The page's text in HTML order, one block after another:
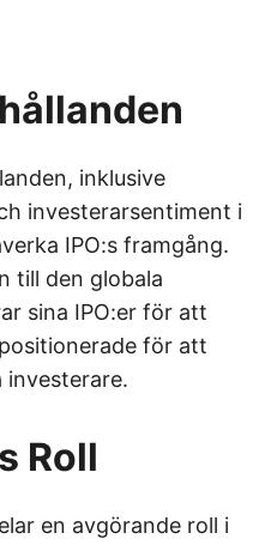
inklusive
investerarsentiment i
IPO:s framgång.
till den globala
sina IPO:er för att
för att
Roll
en avgörande roll i